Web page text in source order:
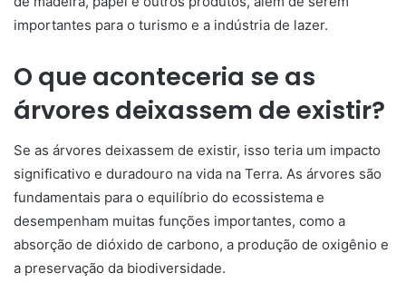
importantes para o turismo e a indústria de lazer.
O que aconteceria se as
árvores deixassem de existir?
Se as árvores deixassem de existir, isso teria um impacto
significativo e duradouro na vida na Terra. As árvores são
fundamentais para o equilíbrio do ecossistema e
desempenham muitas funções importantes, como a
absorção de dióxido de carbono, a produção de oxigênio e
a preservação da biodiversidade.